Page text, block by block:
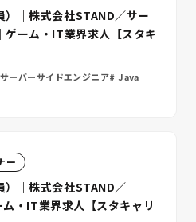
）｜株式会社STAND／サー
ゲーム・IT業界求人【スタキ
サーバーサイドエンジニア
Java
ー
）｜株式会社STAND／
・IT業界求人【スタキャリ